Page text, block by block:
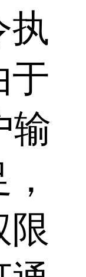
执
于
输
限